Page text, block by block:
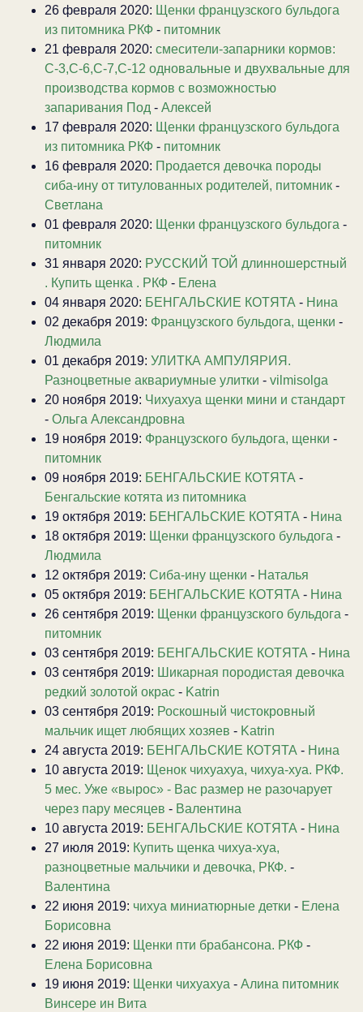
26 февраля 2020: Щенки французского бульдога
из питомника РКФ - питомник
21 февраля 2020: смесители-запарники кормов:
С-3,С-6,С-7,С-12 одновальные и двухвальные для
производства кормов с возможностью
запаривания Под - Алексей
17 февраля 2020: Щенки французского бульдога
из питомника РКФ - питомник
16 февраля 2020: Продается девочка породы
сиба-ину от титулованных родителей, питомник -
Светлана
01 февраля 2020: Щенки французского бульдога -
питомник
31 января 2020: РУССКИЙ ТОЙ длинношерстный
. Купить щенка . РКФ - Елена
04 января 2020: БЕНГАЛЬСКИЕ КОТЯТА - Нина
02 декабря 2019: Французского бульдога, щенки -
Людмила
01 декабря 2019: УЛИТКА АМПУЛЯРИЯ.
Разноцветные аквариумные улитки - vilmisolga
20 ноября 2019: Чихуахуа щенки мини и стандарт
- Ольга Александровна
19 ноября 2019: Французского бульдога, щенки -
питомник
09 ноября 2019: БЕНГАЛЬСКИЕ КОТЯТА -
Бенгальские котята из питомника
19 октября 2019: БЕНГАЛЬСКИЕ КОТЯТА - Нина
18 октября 2019: Щенки французского бульдога -
Людмила
12 октября 2019: Сиба-ину щенки - Наталья
05 октября 2019: БЕНГАЛЬСКИЕ КОТЯТА - Нина
26 сентября 2019: Щенки французского бульдога -
питомник
03 сентября 2019: БЕНГАЛЬСКИЕ КОТЯТА - Нина
03 сентября 2019: Шикарная породистая девочка
редкий золотой окрас - Katrin
03 сентября 2019: Роскошный чистокровный
мальчик ищет любящих хозяев - Katrin
24 августа 2019: БЕНГАЛЬСКИЕ КОТЯТА - Нина
10 августа 2019: Щенок чихуахуа, чихуа-хуа. РКФ.
5 мес. Уже «вырос» - Вас размер не разочарует
через пару месяцев - Валентина
10 августа 2019: БЕНГАЛЬСКИЕ КОТЯТА - Нина
27 июля 2019: Купить щенка чихуа-хуа,
разноцветные мальчики и девочка, РКФ. -
Валентина
22 июня 2019: чихуа миниатюрные детки - Елена
Борисовна
22 июня 2019: Щенки пти брабансона. РКФ -
Елена Борисовна
19 июня 2019: Щенки чихуахуа - Алина питомник
Винсере ин Вита